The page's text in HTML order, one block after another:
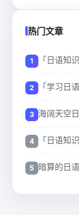
热门文章
「日语知
「学习日
海阔天空
「日语知
暗算的日